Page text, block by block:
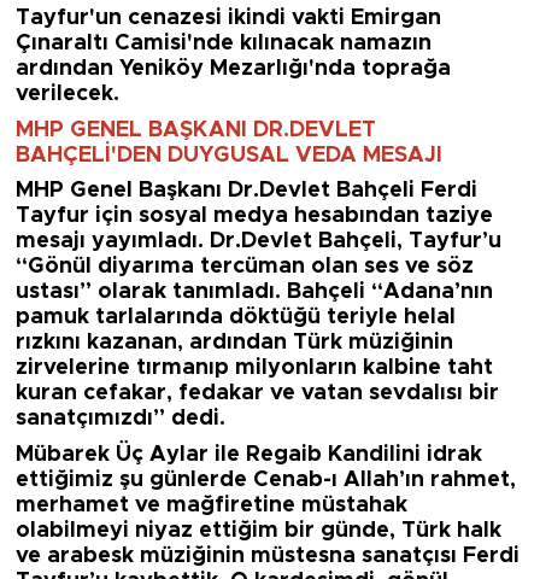
Tayfur'un cenazesi ikindi vakti Emirgan
Çınaraltı Camisi'nde kılınacak namazın
ardından Yeniköy Mezarlığı'nda toprağa
verilecek.
MHP GENEL BAŞKANI DR.DEVLET
BAHÇELİ'DEN DUYGUSAL VEDA MESAJI
MHP Genel Başkanı Dr.Devlet Bahçeli Ferdi
Tayfur için sosyal medya hesabından taziye
mesajı yayımladı. Dr.Devlet Bahçeli, Tayfur’u
“Gönül diyarıma tercüman olan ses ve söz
ustası” olarak tanımladı. Bahçeli “Adana’nın
pamuk tarlalarında döktüğü teriyle helal
rızkını kazanan, ardından Türk müziğinin
zirvelerine tırmanıp milyonların kalbine taht
kuran cefakar, fedakar ve vatan sevdalısı bir
sanatçımızdı” dedi.
Mübarek Üç Aylar ile Regaib Kandilini idrak
ettiğimiz şu günlerde Cenab-ı Allah’ın rahmet,
merhamet ve mağfiretine müstahak
olabilmeyi niyaz ettiğim bir günde, Türk halk
ve arabesk müziğinin müstesna sanatçısı Ferdi